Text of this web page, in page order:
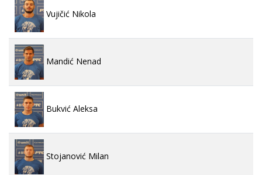
Vujičić Nikola
Mandić Nenad
Bukvić Aleksa
Stojanović Milan